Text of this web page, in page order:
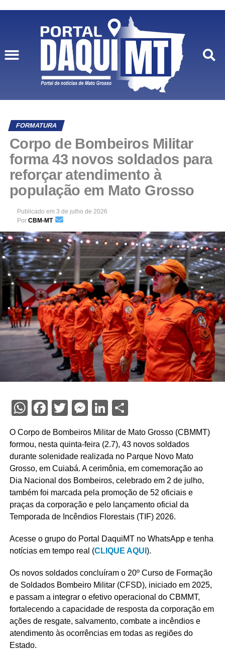
FORMATURA
Corpo de Bombeiros Militar
forma 43 novos soldados para
reforçar atendimento à
população em Mato Grosso
Publicado em 3 de julho de 2026
Por CBM-MT
WhatsApp
Facebook
Twitter
Messenger
LinkedIn
Share
O Corpo de Bombeiros Militar de Mato Grosso (CBMMT)
formou, nesta quinta-feira (2.7), 43 novos soldados
durante solenidade realizada no Parque Novo Mato
Grosso, em Cuiabá. A cerimônia, em comemoração ao
Dia Nacional dos Bombeiros, celebrado em 2 de julho,
também foi marcada pela promoção de 52 oficiais e
praças da corporação e pelo lançamento oficial da
Temporada de Incêndios Florestais (TIF) 2026.
Acesse o grupo do Portal DaquiMT no WhatsApp e tenha
notícias em tempo real (CLIQUE AQUI ).
Os novos soldados concluíram o 20º Curso de Formação
de Soldados Bombeiro Militar (CFSD), iniciado em 2025,
e passam a integrar o efetivo operacional do CBMMT,
fortalecendo a capacidade de resposta da corporação em
ações de resgate, salvamento, combate a incêndios e
atendimento às ocorrências em todas as regiões do
Estado.